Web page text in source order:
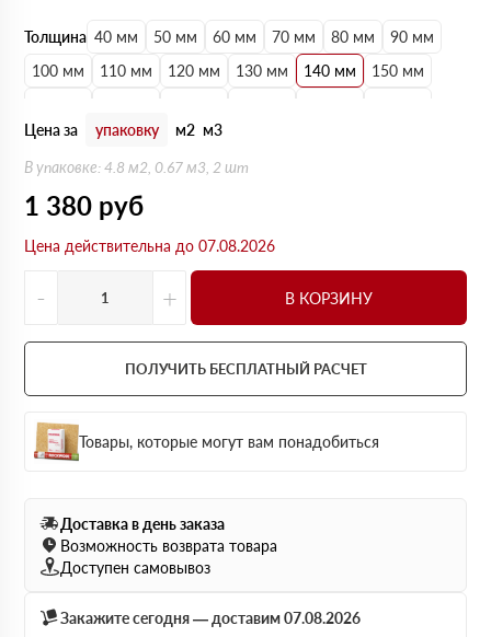
Толщина 40 мм 50 мм 60 мм 70 мм 80 мм
90 мм
100 мм
110 мм 120 мм 130 мм 140 мм
150 мм
220 мм
230 мм 240 мм
Цена за упаковку м2 м3
В упаковке: 4.8 м2, 0.67 м3, 2 шт
1 380 руб
Цена действительна до 07.08.2026
- + В КОРЗИНУ
ПОЛУЧИТЬ БЕСПЛАТНЫЙ РАСЧЕТ
Товары, которые могут вам понадобиться
Доставка в день заказа
Возможность возврата товара
Доступен самовывоз
Закажите сегодня — доставим 07.08.2026